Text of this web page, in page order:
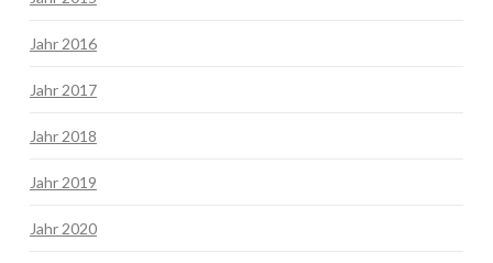
Jahr 2016
Jahr 2017
Jahr 2018
Jahr 2019
Jahr 2020